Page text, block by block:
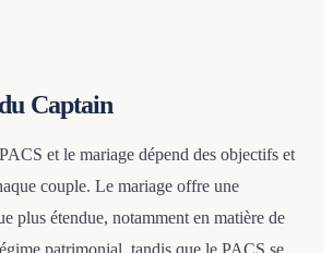
Captain
et le mariage dépend des objectifs et
couple. Le mariage offre une
plus étendue, notamment en matière de
patrimonial, tandis que le PACS se